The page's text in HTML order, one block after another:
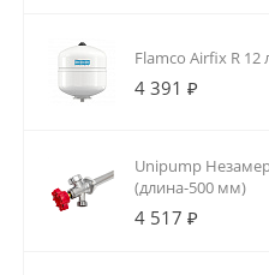
Flamco Airfix R 12
4 391 ₽
Unipump
(длина-500 мм)
4 517 ₽